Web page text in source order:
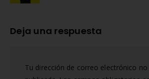
Deja una respuesta
Tu dirección de correo electrónico no